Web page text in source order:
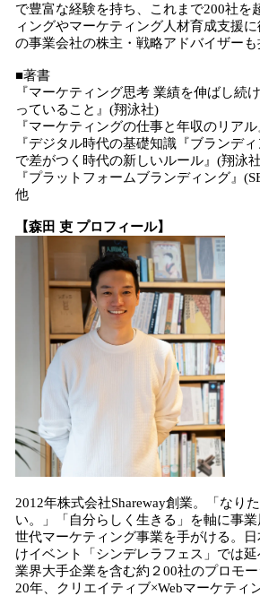
で豊富な経験を持ち、これまで200社を
ィングやマーケティング人材育成支援
の事業会社の株主・戦略アドバイザーも
■著書
『マーケティング思考 業績を伸ばし続
っていること』(翔泳社)
『マーケティングの仕事と年収のリア
『デジタル時代の基礎知識『ブランディ
で差がつく時代の新しいルール』(翔泳
『プラットフォームブランディング』
他
【森田 吏 プロフィール】
2012年株式会社Shareway創業。「なり
い。」「自分らしく生きる」を軸に事
世代マーケティング事業を手がける。
けイベント「シンデレラフェス」では延
業界大手企業を含む約２00社のプロモ
20年、クリエイティブ×Webマーケティ